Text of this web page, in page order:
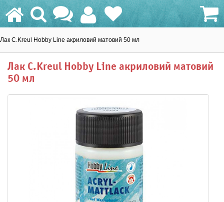
Лак C.Kreul Hobby Line акриловий матовий 50 мл
Лак C.Kreul Hobby Line акриловий матовий
50 мл